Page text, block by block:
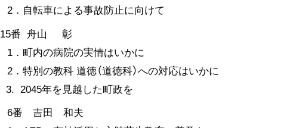
2．自転車による事故防止に向けて
15番 舟山 彰
1．町内の病院の実情はいかに
2．特別の教科 道徳（道徳科）への対応はいかに
3. 2045年を見越した町政を
6番 吉田 和夫